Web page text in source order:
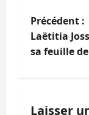
N
a
i
Précédent :
Laëtitia
sa feuille
Laisser